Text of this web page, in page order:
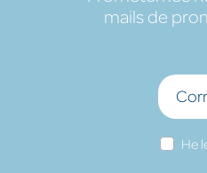
mails de
He